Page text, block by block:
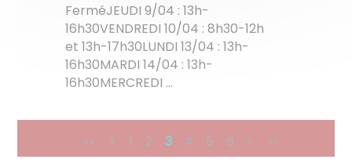
FerméJEUDI 9/04 : 13h-
16h30VENDREDI 10/04 : 8h30-12h
et 13h-17h30LUNDI 13/04 : 13h-
16h30MARDI 14/04 : 13h-
16h30MERCREDI ...
<< < 1 2 3 4 5 6 > >>